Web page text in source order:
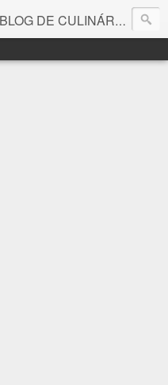
BLOG DE CULINÁRIA E GASTRONOMIA COM RECEITAS, DICAS, CURIOSIDADES GASTRONÔMICAS E MUITO MAIS.